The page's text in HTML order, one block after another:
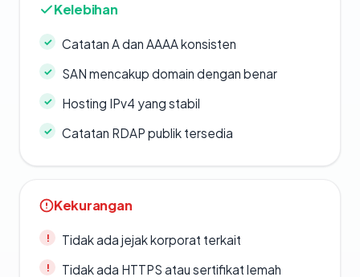
Kelebihan
Catatan A dan AAAA konsisten
SAN mencakup domain dengan benar
Hosting IPv4 yang stabil
Catatan RDAP publik tersedia
Kekurangan
Tidak ada jejak korporat terkait
Tidak ada HTTPS atau sertifikat lemah